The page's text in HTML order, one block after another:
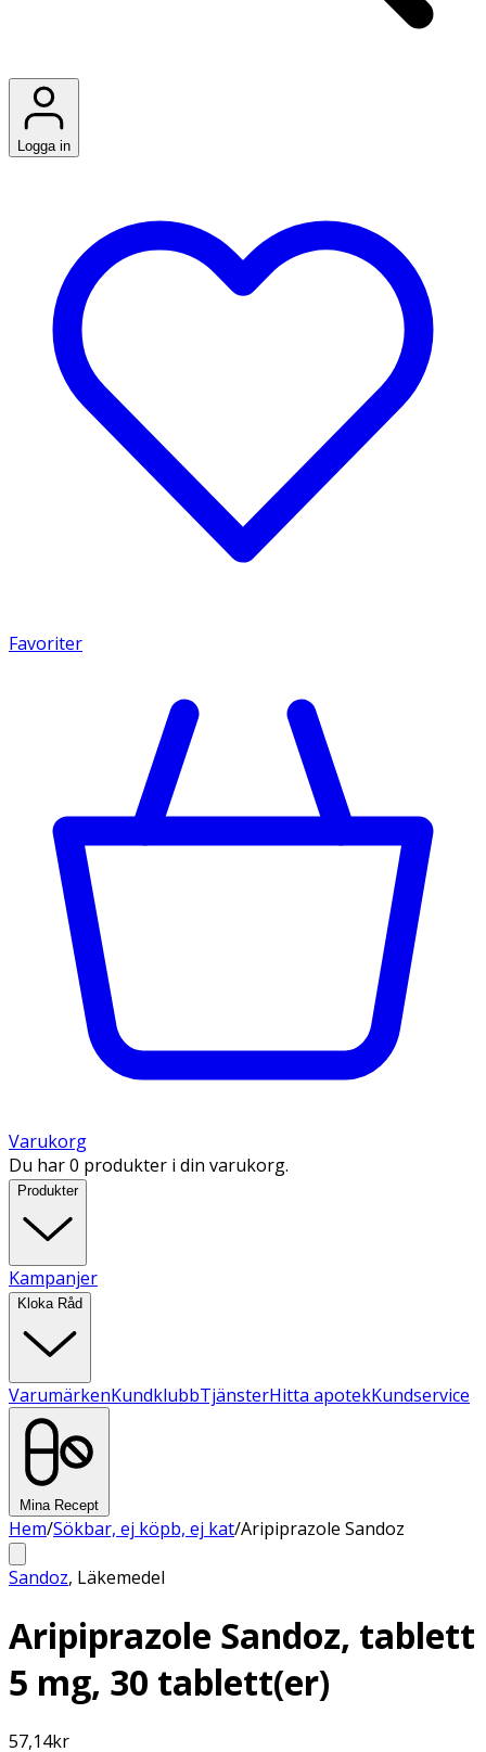
Logga in
Favoriter
Varukorg
Du har 0 produkter i din varukorg.
Produkter
Kampanjer
Kloka Råd
VarumärkenKundklubbTjänsterHitta apotekKundservice
Mina Recept
Hem/Sökbar, ej köpb, ej kat/Aripiprazole Sandoz
Sandoz, Läkemedel
Aripiprazole Sandoz, tablett
5 mg, 30 tablett(er)
57,14kr